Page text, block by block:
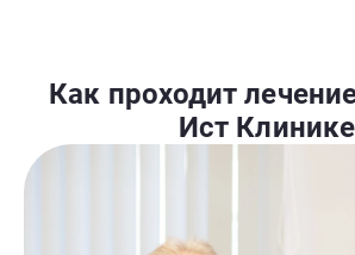
Как проходит
Ист Клинике